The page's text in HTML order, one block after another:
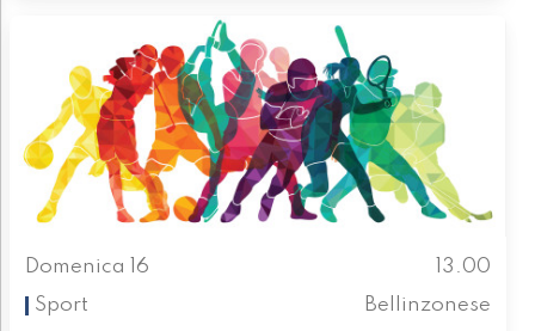
Domenica 16
13.00
Sport
Bellinzonese